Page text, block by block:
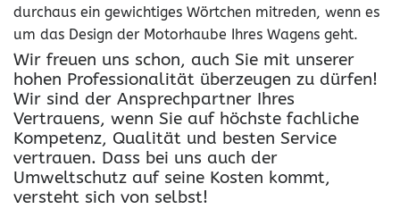
durchaus ein gewichtiges Wörtchen mitreden, wenn es
um das Design der Motorhaube Ihres Wagens geht.
Wir freuen uns schon, auch Sie mit unserer
hohen Professionalität überzeugen zu dürfen!
Wir sind der Ansprechpartner Ihres
Vertrauens, wenn Sie auf höchste fachliche
Kompetenz, Qualität und besten Service
vertrauen. Dass bei uns auch der
Umweltschutz auf seine Kosten kommt,
versteht sich von selbst!